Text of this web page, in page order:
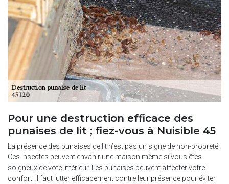
Pour une destruction efficace des
punaises de lit ; fiez-vous à Nuisible 45
La présence des punaises de lit n’est pas un signe de non-propreté.
Ces insectes peuvent envahir une maison même si vous êtes
soigneux de vote intérieur. Les punaises peuvent affecter votre
confort. Il faut lutter efficacement contre leur présence pour éviter